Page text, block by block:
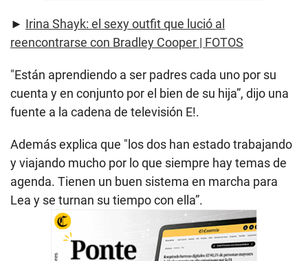
► Irina Shayk: el sexy outfit que lució al
reencontrarse con Bradley Cooper | FOTOS
"Están aprendiendo a ser padres cada uno por su
cuenta y en conjunto por el bien de su hija”, dijo una
fuente a la cadena de televisión E!.
Además explica que "los dos han estado trabajando
y viajando mucho por lo que siempre hay temas de
agenda. Tienen un buen sistema en marcha para
Lea y se turnan su tiempo con ella”.